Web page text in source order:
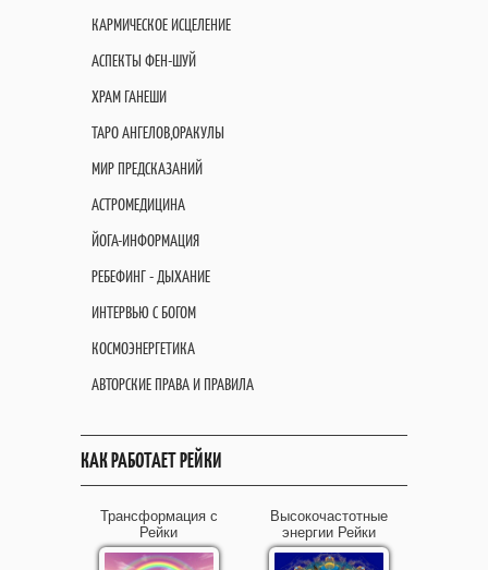
КАРМИЧЕСКОЕ ИСЦЕЛЕНИЕ
АСПЕКТЫ ФЕН-ШУЙ
ХРАМ ГАНЕШИ
ТАРО АНГЕЛОВ,ОРАКУЛЫ
МИР ПРЕДСКАЗАНИЙ
АСТРОМЕДИЦИНА
ЙОГА-ИНФОРМАЦИЯ
РЕБЕФИНГ - ДЫХАНИЕ
ИНТЕРВЬЮ С БОГОМ
КОСМОЭНЕРГЕТИКА
АВТОРСКИЕ ПРАВА И ПРАВИЛА
КАК РАБОТАЕТ РЕЙКИ
Трансформация с
Рейки
Высокочастотные
энергии Рейки